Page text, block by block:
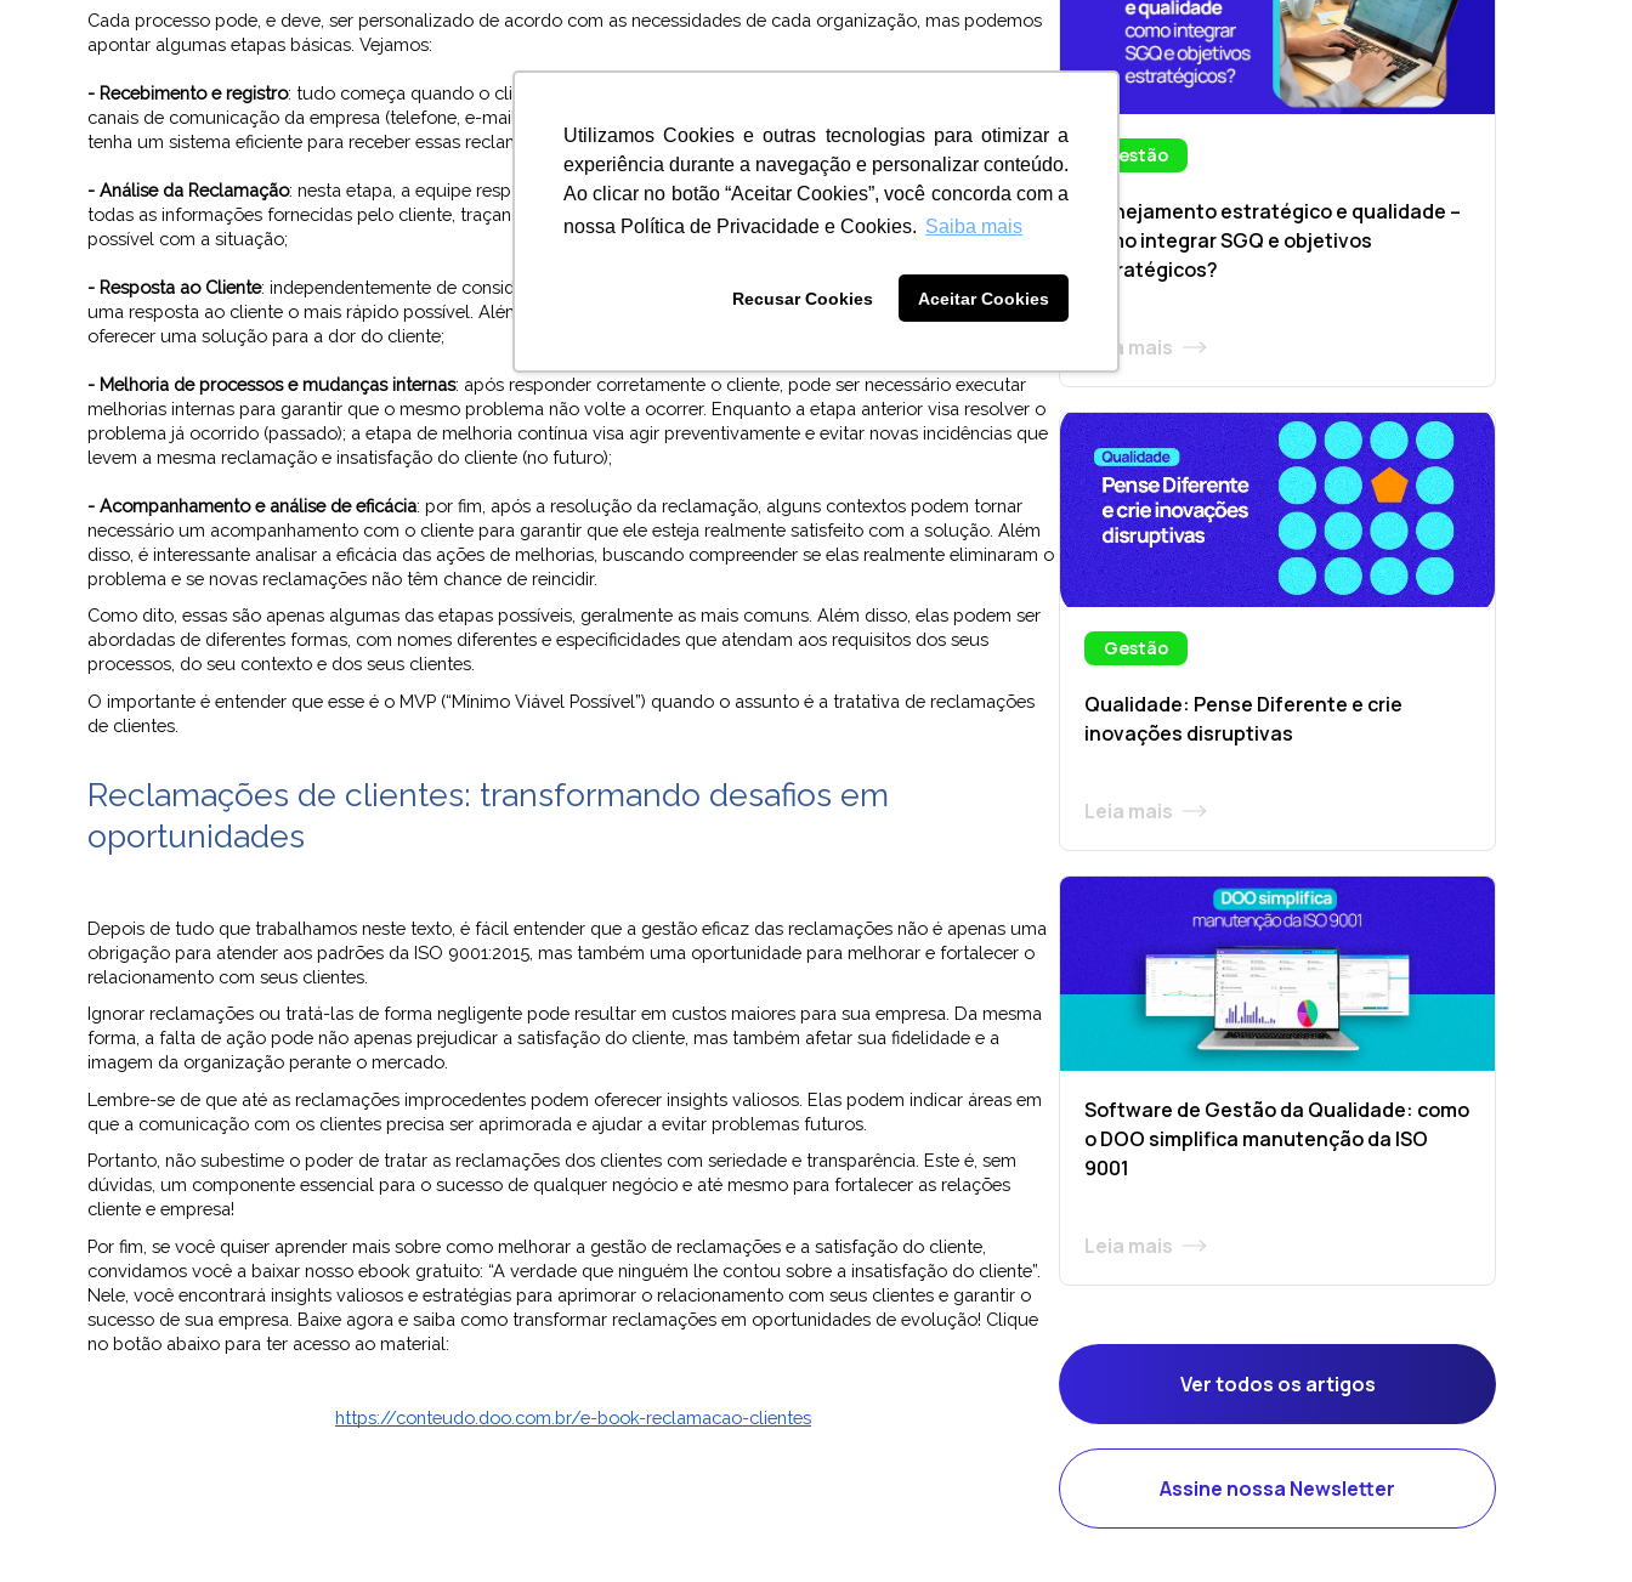
Utilizamos Cookies e outras tecnologias para otimizar a
experiência durante a navegação e personalizar conteúdo.
Ao clicar no botão “Aceitar Cookies”, você concorda com a
nossa Política de Privacidade e Cookies. Saiba mais
Recusar Cookies Aceitar Cookies
Cada processo pode, e deve, ser personalizado de acordo com as necessidades de cada organização, mas podemos
apontar algumas etapas básicas. Vejamos:
- Recebimento e registro: tudo começa quando o cliente faz contato relatando a reclamação. E isso vale para todos os
canais de comunicação da empresa (telefone, e-mail, site, mídias sociais etc). É importante, também, que a empresa
tenha um sistema eficiente para receber essas reclamações e garantir sua tratativa;
- Análise da Reclamação: nesta etapa, a equipe responsável pela resolução da reclamação analisa cuidadosamente
todas as informações fornecidas pelo cliente, traçando estratégias e planos de ação para lidar da melhor maneira
possível com a situação;
- Resposta ao Cliente: independentemente de considerarmos a reclamação procedente ou não, precisamos fornecer
uma resposta ao cliente o mais rápido possível. Além disso, a resposta deve ser educada, profissional e, idealmente,
oferecer uma solução para a dor do cliente;
- Melhoria de processos e mudanças internas: após responder corretamente o cliente, pode ser necessário executar
melhorias internas para garantir que o mesmo problema não volte a ocorrer. Enquanto a etapa anterior visa resolver o
problema já ocorrido (passado); a etapa de melhoria contínua visa agir preventivamente e evitar novas incidências que
levem a mesma reclamação e insatisfação do cliente (no futuro);
- Acompanhamento e análise de eficácia: por fim, após a resolução da reclamação, alguns contextos podem tornar
necessário um acompanhamento com o cliente para garantir que ele esteja realmente satisfeito com a solução. Além
disso, é interessante analisar a eficácia das ações de melhorias, buscando compreender se elas realmente eliminaram o
problema e se novas reclamações não têm chance de reincidir.
Como dito, essas são apenas algumas das etapas possíveis, geralmente as mais comuns. Além disso, elas podem ser
abordadas de diferentes formas, com nomes diferentes e especificidades que atendam aos requisitos dos seus
processos, do seu contexto e dos seus clientes.
O importante é entender que esse é o MVP (“Mínimo Viável Possível”) quando o assunto é a tratativa de reclamações
de clientes.
Reclamações de clientes: transformando desafios em
oportunidades
Depois de tudo que trabalhamos neste texto, é fácil entender que a gestão eficaz das reclamações não é apenas uma
obrigação para atender aos padrões da ISO 9001:2015, mas também uma oportunidade para melhorar e fortalecer o
relacionamento com seus clientes.
Ignorar reclamações ou tratá-las de forma negligente pode resultar em custos maiores para sua empresa. Da mesma
forma, a falta de ação pode não apenas prejudicar a satisfação do cliente, mas também afetar sua fidelidade e a
imagem da organização perante o mercado.
Lembre-se de que até as reclamações improcedentes podem oferecer insights valiosos. Elas podem indicar áreas em
que a comunicação com os clientes precisa ser aprimorada e ajudar a evitar problemas futuros.
Portanto, não subestime o poder de tratar as reclamações dos clientes com seriedade e transparência. Este é, sem
dúvidas, um componente essencial para o sucesso de qualquer negócio e até mesmo para fortalecer as relações
cliente e empresa!
Por fim, se você quiser aprender mais sobre como melhorar a gestão de reclamações e a satisfação do cliente,
convidamos você a baixar nosso ebook gratuito: “A verdade que ninguém lhe contou sobre a insatisfação do cliente”.
Nele, você encontrará insights valiosos e estratégias para aprimorar o relacionamento com seus clientes e garantir o
sucesso de sua empresa. Baixe agora e saiba como transformar reclamações em oportunidades de evolução! Clique
no botão abaixo para ter acesso ao material:
https://conteudo.doo.com.br/e-book-reclamacao-clientes
Gestão
Planejamento estratégico e qualidade –
como integrar SGQ e objetivos
estratégicos?
Leia mais
Gestão
Qualidade: Pense Diferente e crie
inovações disruptivas
Leia mais
Software de Gestão da Qualidade: como
o DOO simplifica manutenção da ISO
9001
Leia mais
Ver todos os artigos
Assine nossa Newsletter